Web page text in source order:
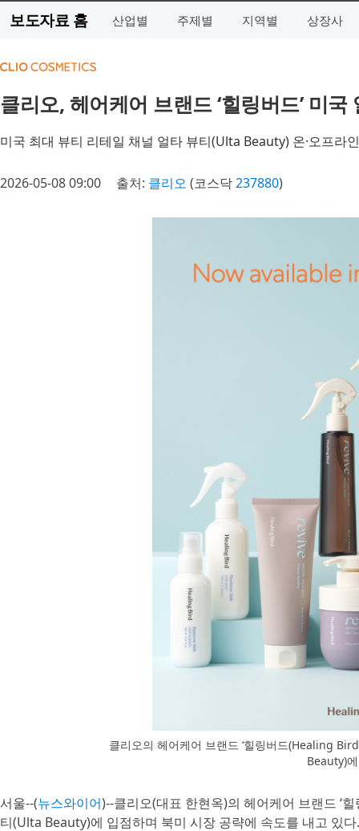
보도자료 홈 산업별 주제별 지역별 상장사
클리오, 헤어케어 브랜드 ‘힐링버드’ 미
미국 최대 뷰티 리테일 채널 얼타 뷰티(Ulta Beauty) 온·오프라
2026-05-08 09:00 출처: 클리오 (코스닥237880)
클리오의 헤어케어 브랜드 ‘힐링버드(Healing
Beauty)
서울--(뉴스와이어)--클리오(대표 한현옥)의 헤어케어 브랜드 ‘
티(Ulta Beauty)에 입점하며 북미 시장 공략에 속도를 내고 있다.